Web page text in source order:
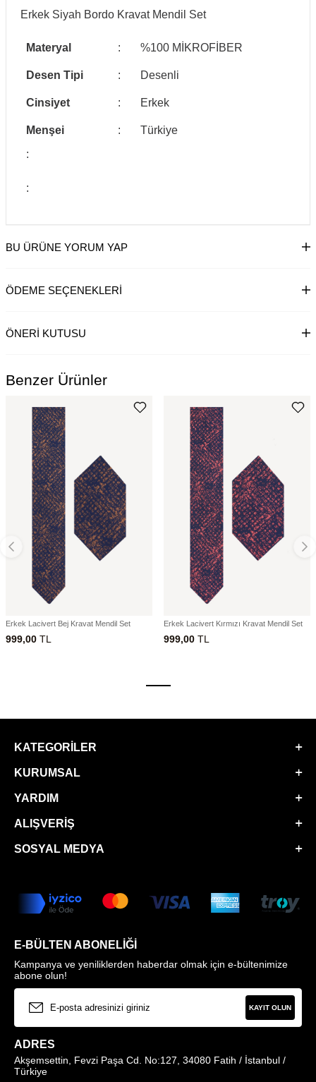
Erkek Siyah Bordo Kravat Mendil Set
Materyal : %100 MİKROFİBER
Desen Tipi : Desenli
Cinsiyet : Erkek
Menşei :
Türkiye
:
:
BU ÜRÜNE YORUM YAP
ÖDEME SEÇENEKLERI
ÖNERI KUTUSU
Benzer Ürünler
Erkek Lacivert Bej Kravat Mendil Set
999,00 TL
Erkek Lacivert Kırmızı Kravat Mendil Set
999,00 TL
KATEGORILER
KURUMSAL
YARDIM
ALIŞVERIŞ
SOSYAL MEDYA
E-BÜLTEN ABONELIĞI
Kampanya ve yeniliklerden haberdar olmak için e-bültenimize
abone olun!
KAYIT OLUN
ADRES
Akşemsettin, Fevzi Paşa Cd. No:127, 34080 Fatih / İstanbul /
Türkiye